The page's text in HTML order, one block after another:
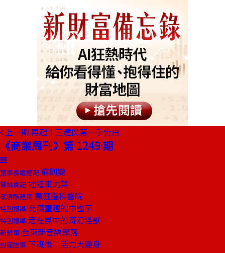
上一期 再起！王建民第一手告白
《商業周刊》第 1249 期
董事長嬉遊記 窮則變
饕姊食記 地道東北菜
發現酷建築 瘋狂腦科醫院
特別報導 充滿童趣的中國字
特別報導 走在風中的奇幻怪獸
新鮮事 台東新音樂聚落
封面故事 下班後 活力大變身